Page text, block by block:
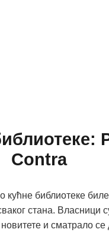
Contra
кућне библиотеке
стана. Власници
и сматрало се